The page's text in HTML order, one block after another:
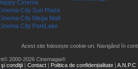
Cinema
City Sun Plaza
City Mega Mall
City ParkLake
Acest site folosește cookie-uri. Navigând în
2000-2026 Cinemagia®
condiţii | Contact | Politica de confidențialitate | A.N.P.C